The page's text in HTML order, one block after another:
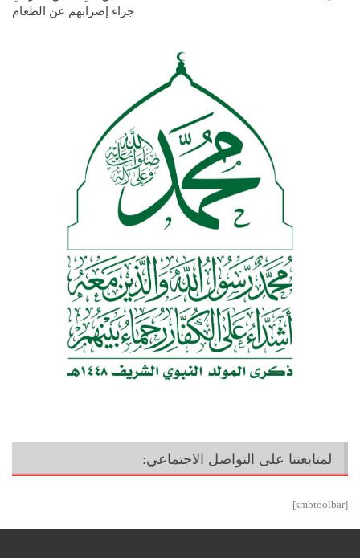
جراء إضرابهم عن الطعام
لمتابعتنا على التواصل الاجتماعي:
[smbtoolbar]